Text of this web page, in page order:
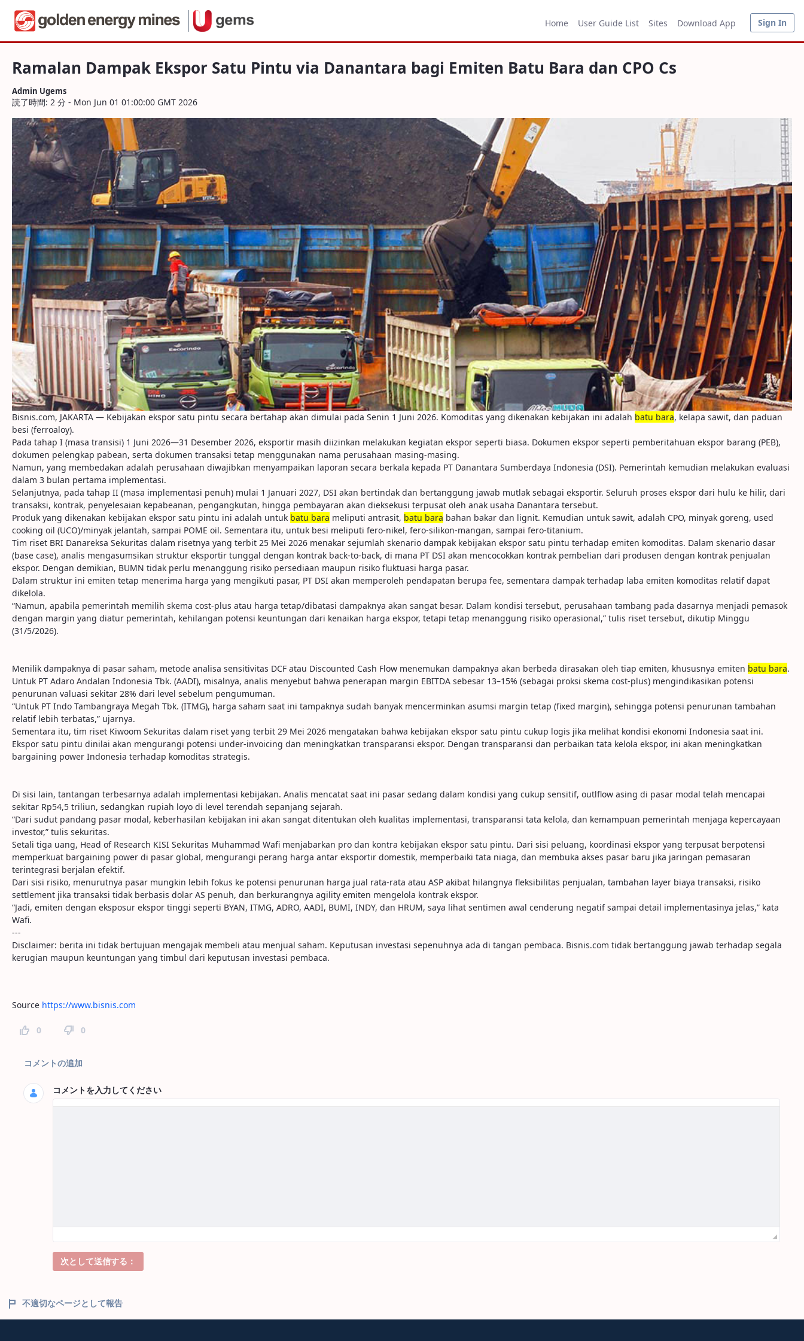
ナビゲーション
内容へスキップ
Ramalan Dampak Ekspor Satu Pintu via Danantara bagi Emiten Batu Bara dan CPO Cs
Home User Guide List Sites Download App Sign In
Ramalan Dampak Ekspor Satu Pintu via Danantara bagi Emiten Batu Bara dan CPO Cs
Admin Ugems
読了時間: 2 分 - Mon Jun 01 01:00:00 GMT 2026
Bisnis.com, JAKARTA — Kebijakan ekspor satu pintu secara bertahap akan dimulai pada Senin 1 Juni 2026. Komoditas yang dikenakan kebijakan ini adalah batu bara, kelapa sawit, dan paduan
besi (ferroaloy).
Pada tahap I (masa transisi) 1 Juni 2026—31 Desember 2026, eksportir masih diizinkan melakukan kegiatan ekspor seperti biasa. Dokumen ekspor seperti pemberitahuan ekspor barang (PEB),
dokumen pelengkap pabean, serta dokumen transaksi tetap menggunakan nama perusahaan masing-masing.
Namun, yang membedakan adalah perusahaan diwajibkan menyampaikan laporan secara berkala kepada PT Danantara Sumberdaya Indonesia (DSI). Pemerintah kemudian melakukan evaluasi
dalam 3 bulan pertama implementasi.
Selanjutnya, pada tahap II (masa implementasi penuh) mulai 1 Januari 2027, DSI akan bertindak dan bertanggung jawab mutlak sebagai eksportir. Seluruh proses ekspor dari hulu ke hilir, dari
transaksi, kontrak, penyelesaian kepabeanan, pengangkutan, hingga pembayaran akan dieksekusi terpusat oleh anak usaha Danantara tersebut.
Produk yang dikenakan kebijakan ekspor satu pintu ini adalah untuk batu bara meliputi antrasit, batu bara bahan bakar dan lignit. Kemudian untuk sawit, adalah CPO, minyak goreng, used
cooking oil (UCO)/minyak jelantah, sampai POME oil. Sementara itu, untuk besi meliputi fero-nikel, fero-silikon-mangan, sampai fero-titanium.
Tim riset BRI Danareksa Sekuritas dalam risetnya yang terbit 25 Mei 2026 menakar sejumlah skenario dampak kebijakan ekspor satu pintu terhadap emiten komoditas. Dalam skenario dasar
(base case), analis mengasumsikan struktur eksportir tunggal dengan kontrak back-to-back, di mana PT DSI akan mencocokkan kontrak pembelian dari produsen dengan kontrak penjualan
ekspor. Dengan demikian, BUMN tidak perlu menanggung risiko persediaan maupun risiko fluktuasi harga pasar.
Dalam struktur ini emiten tetap menerima harga yang mengikuti pasar, PT DSI akan memperoleh pendapatan berupa fee, sementara dampak terhadap laba emiten komoditas relatif dapat
dikelola.
“Namun, apabila pemerintah memilih skema cost-plus atau harga tetap/dibatasi dampaknya akan sangat besar. Dalam kondisi tersebut, perusahaan tambang pada dasarnya menjadi pemasok
dengan margin yang diatur pemerintah, kehilangan potensi keuntungan dari kenaikan harga ekspor, tetapi tetap menanggung risiko operasional,” tulis riset tersebut, dikutip Minggu
(31/5/2026).
Menilik dampaknya di pasar saham, metode analisa sensitivitas DCF atau Discounted Cash Flow menemukan dampaknya akan berbeda dirasakan oleh tiap emiten, khususnya emiten batu bara.
Untuk PT Adaro Andalan Indonesia Tbk. (AADI), misalnya, analis menyebut bahwa penerapan margin EBITDA sebesar 13–15% (sebagai proksi skema cost-plus) mengindikasikan potensi
penurunan valuasi sekitar 28% dari level sebelum pengumuman.
“Untuk PT Indo Tambangraya Megah Tbk. (ITMG), harga saham saat ini tampaknya sudah banyak mencerminkan asumsi margin tetap (fixed margin), sehingga potensi penurunan tambahan
relatif lebih terbatas,” ujarnya.
Sementara itu, tim riset Kiwoom Sekuritas dalam riset yang terbit 29 Mei 2026 mengatakan bahwa kebijakan ekspor satu pintu cukup logis jika melihat kondisi ekonomi Indonesia saat ini.
Ekspor satu pintu dinilai akan mengurangi potensi under-invoicing dan meningkatkan transparansi ekspor. Dengan transparansi dan perbaikan tata kelola ekspor, ini akan meningkatkan
bargaining power Indonesia terhadap komoditas strategis.
Di sisi lain, tantangan terbesarnya adalah implementasi kebijakan. Analis mencatat saat ini pasar sedang dalam kondisi yang cukup sensitif, outlflow asing di pasar modal telah mencapai
sekitar Rp54,5 triliun, sedangkan rupiah loyo di level terendah sepanjang sejarah.
“Dari sudut pandang pasar modal, keberhasilan kebijakan ini akan sangat ditentukan oleh kualitas implementasi, transparansi tata kelola, dan kemampuan pemerintah menjaga kepercayaan
investor,” tulis sekuritas.
Setali tiga uang, Head of Research KISI Sekuritas Muhammad Wafi menjabarkan pro dan kontra kebijakan ekspor satu pintu. Dari sisi peluang, koordinasi ekspor yang terpusat berpotensi
memperkuat bargaining power di pasar global, mengurangi perang harga antar eksportir domestik, memperbaiki tata niaga, dan membuka akses pasar baru jika jaringan pemasaran
terintegrasi berjalan efektif.
Dari sisi risiko, menurutnya pasar mungkin lebih fokus ke potensi penurunan harga jual rata-rata atau ASP akibat hilangnya fleksibilitas penjualan, tambahan layer biaya transaksi, risiko
settlement jika transaksi tidak berbasis dolar AS penuh, dan berkurangnya agility emiten mengelola kontrak ekspor.
“Jadi, emiten dengan eksposur ekspor tinggi seperti BYAN, ITMG, ADRO, AADI, BUMI, INDY, dan HRUM, saya lihat sentimen awal cenderung negatif sampai detail implementasinya jelas,” kata
Wafi.
---
Disclaimer: berita ini tidak bertujuan mengajak membeli atau menjual saham. Keputusan investasi sepenuhnya ada di tangan pembaca. Bisnis.com tidak bertanggung jawab terhadap segala
kerugian maupun keuntungan yang timbul dari keputusan investasi pembaca.
Source https://www.bisnis.com
0 0
ページコメント
コメントの追加
コメントを入力してください
次として送信する：
不適切なページとして報告